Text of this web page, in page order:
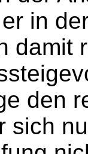
in
damit
den
sich